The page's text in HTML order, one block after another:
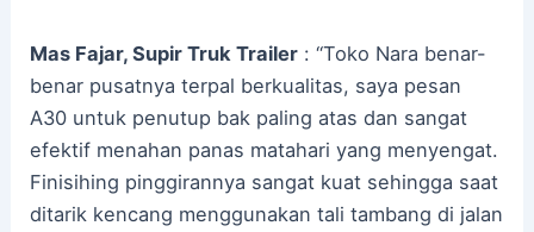
Mas Fajar, Supir Truk Trailer : “Toko Nara benar-
benar pusatnya terpal berkualitas, saya pesan
A30 untuk penutup bak paling atas dan sangat
efektif menahan panas matahari yang menyengat.
Finisihing pinggirannya sangat kuat sehingga saat
ditarik kencang menggunakan tali tambang di jalan